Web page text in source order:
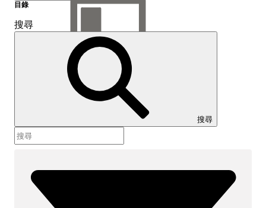
顯示目錄
目錄
搜尋
搜尋